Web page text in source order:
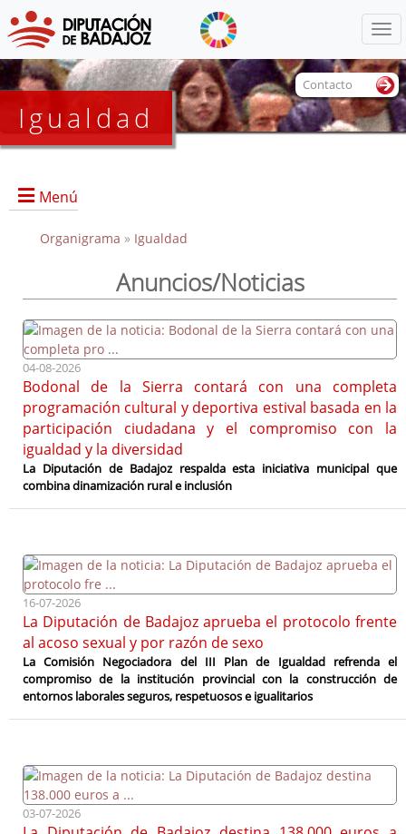
Igualdad
Menú
Documentos de interés
Enlaces de interés
Organigrama » Igualdad
Anuncios/Noticias
04-08-2026
Bodonal de la Sierra contará con una completa
programación cultural y deportiva estival basada en la
participación ciudadana y el compromiso con la
igualdad y la diversidad
La Diputación de Badajoz respalda esta iniciativa municipal que
combina dinamización rural e inclusión
16-07-2026
La Diputación de Badajoz aprueba el protocolo frente
al acoso sexual y por razón de sexo
La Comisión Negociadora del III Plan de Igualdad refrenda el
compromiso de la institución provincial con la construcción de
entornos laborales seguros, respetuosos e igualitarios
03-07-2026
Contacto